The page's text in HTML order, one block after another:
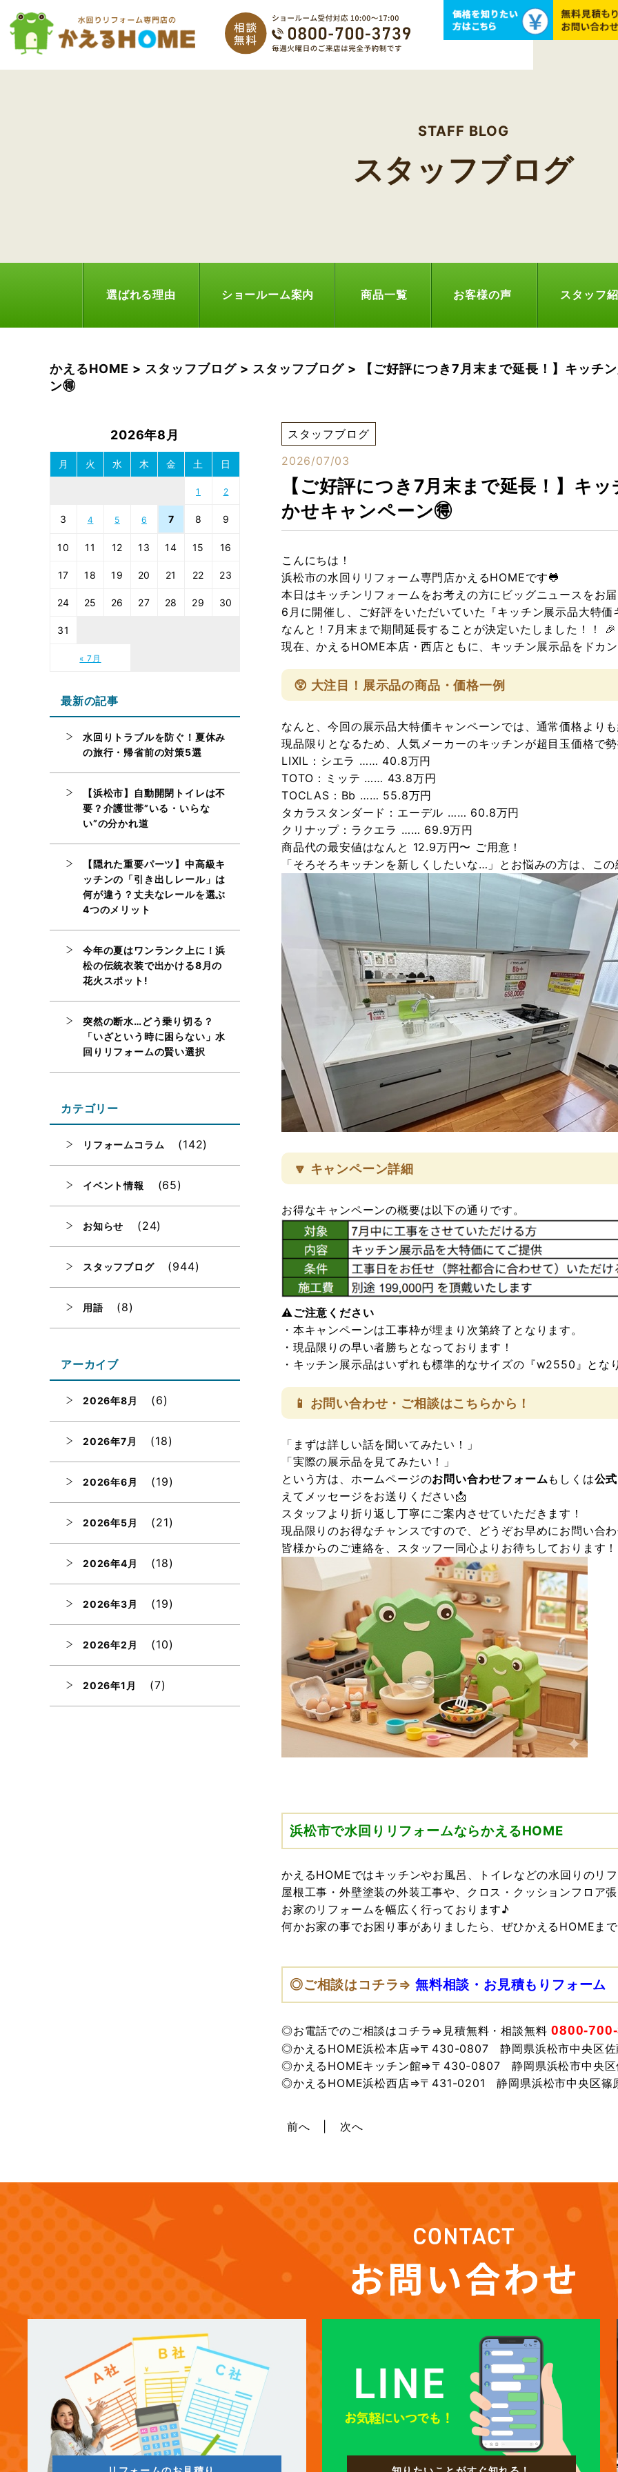
STAFF BLOG
スタッフブログ
選ばれる理由 ショールーム案内 商品一覧 お客様の声 スタッフ
かえるHOME > スタッフブログ > スタッフブログ >
【ご好評につき7月末まで延長！】キッチ
ン🉐
スタッフブログ
2026/07/03
【ご好評につき7月末まで延長！】キ
かせキャンペーン🉐
こんにちは！
浜松市の水回りリフォーム専門店かえるHOMEです🐸
本日はキッチンリフォームをお考えの方にビッグニュースをお
6月に開催し、ご好評をいただいていた『キッチン展示品大特
なんと！7月末まで期間延長することが決定いたしました！！
🎉
現在、かえるHOME本店・西店ともに、キッチン展示品をドカ
😲 大注目！展示品の商品・価格一例
なんと、今回の展示品大特価キャンペーンでは、 通常価格より
現品限りとなるため、人気メーカーのキッチンが超目玉価格で
LIXIL：シエラ …… 40.8万円
TOTO：ミッテ …… 43.8万円
TOCLAS：Bb …… 55.8万円
タカラスタンダード：エーデル …… 60.8万円
クリナップ：ラクエラ …… 69.9万円
商品代の最安値はなんと 12.9万円〜 ご用意！
「そろそろキッチンを新しくしたいな…」とお悩みの方は、こ
🔽 キャンペーン詳細
お得なキャンペーンの概要は以下の通りです。
⚠️ご注意ください
・本キャンペーンは工事枠が埋まり次第終了となります。
・現品限りの早い者勝ち となっております！
・キッチン展示品はいずれも標準的なサイズの『w2550』とな
📱 お問い合わせ・ご相談はこちらから！
「まずは詳しい話を聞いてみたい！」
「実際の展示品を見てみたい！」
という方は、ホームページのお問い合わせフォーム もしくは公
えてメッセージをお送りください📩
スタッフより折り返し丁寧にご案内させていただきます！
現品限りのお得なチャンスですので、どうぞお早めにお問い合
皆様からのご連絡を、スタッフ一同心よりお待ちしております
浜松市で水回りリフォームならかえるHOME
かえるHOMEではキッチンやお風呂、トイレなどの水回りのリ
屋根工事・外壁塗装の外装工事や、クロス・クッションフロア
お家のリフォームを幅広く行っております♪
何かお家の事でお困り事がありましたら、ぜひかえるHOMEま
◎ご相談はコチラ⇒ 無料相談・お見積もりフォーム
◎お電話でのご相談はコチラ⇒見積無料・相談無料 0800-
◎かえるHOME浜松本店⇒〒430-0807 静岡県浜松市中央区
◎かえるHOMEキッチン館⇒〒430-0807 静岡県浜松市中央
◎かえるHOME浜松西店⇒〒431-0201 静岡県浜松市中央区篠
前へ 次へ
2026年8月
月 火 水 木 金 土 日
« 7月
1 2
3 4 5 6 7 8 9
10 11 12 13 14 15 16
17 18 19 20 21 22 23
24 25 26 27 28 29 30
31
最新の記事
水回りトラブルを防ぐ！夏休み
の旅行・帰省前の対策5選
【浜松市】自動開閉トイレは不
要？介護世帯”いる・いらな
い”の分かれ道
【隠れた重要パーツ】中高級キ
ッチンの「引き出しレール」は
何が違う？丈夫なレールを選ぶ
4つのメリット
今年の夏はワンランク上に！浜
松の伝統衣装で出かける8月の
花火スポット!
突然の断水…どう乗り切る？
「いざという時に困らない」水
回りリフォームの賢い選択
カテゴリー
リフォームコラム (142)
イベント情報 (65)
お知らせ (24)
スタッフブログ (944)
用語 (8)
アーカイブ
2026年8月 (6)
2026年7月 (18)
2026年6月 (19)
2026年5月 (21)
2026年4月 (18)
2026年3月 (19)
2026年2月 (10)
2026年1月 (7)
(12)
2024年11月 (14)
2024年9月 (17)
2024年8月 (14)
2024年7月 (17)
2024年6月 (14)